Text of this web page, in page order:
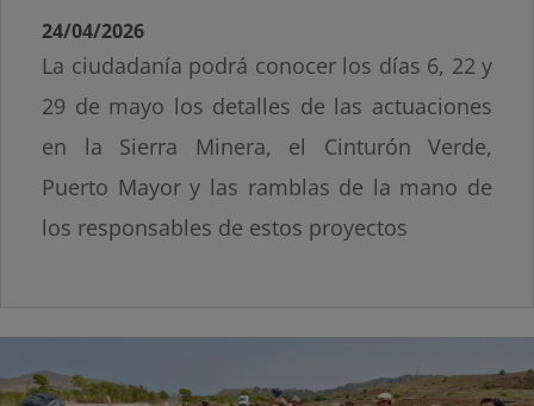
24/04/2026
La ciudadanía podrá conocer los días 6, 22 y
29 de mayo los detalles de las actuaciones
en la Sierra Minera, el Cinturón Verde,
Puerto Mayor y las ramblas de la mano de
los responsables de estos proyectos